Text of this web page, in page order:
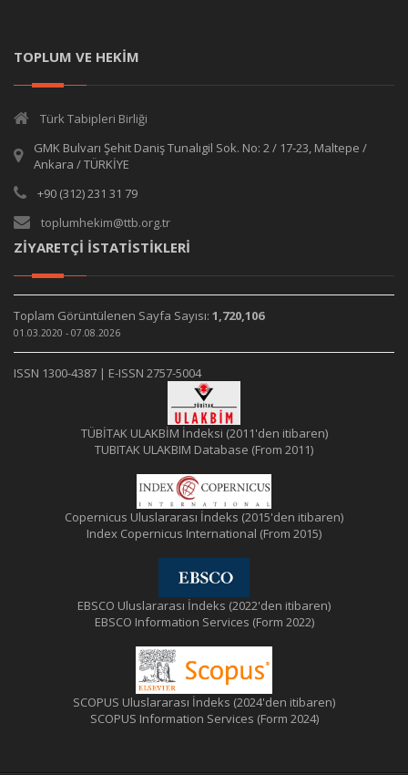
TOPLUM VE HEKİM
Türk Tabipleri Birliği
GMK Bulvarı Şehit Daniş Tunalıgil Sok. No: 2 / 17-23, Maltepe /
Ankara / TÜRKİYE
+90 (312) 231 31 79
toplumhekim@ttb.org.tr
ZİYARETÇİ İSTATİSTİKLERİ
Toplam Görüntülenen Sayfa Sayısı: 1,720,106
01.03.2020 - 07.08.2026
ISSN 1300-4387 | E-ISSN 2757-5004
TÜBİTAK ULAKBİM İndeksi (2011'den itibaren)
TUBITAK ULAKBIM Database (From 2011)
Copernicus Uluslararası İndeks (2015'den itibaren)
Index Copernicus International (From 2015)
EBSCO Uluslararası İndeks (2022'den itibaren)
EBSCO Information Services (Form 2022)
SCOPUS Uluslararası İndeks (2024'den itibaren)
SCOPUS Information Services (Form 2024)